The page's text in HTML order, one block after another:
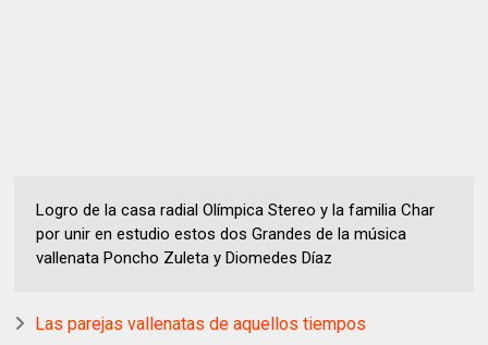
Logro de la casa radial Olímpica Stereo y la familia Char
por unir en estudio estos dos Grandes de la música
vallenata Poncho Zuleta y Diomedes Díaz
Las parejas vallenatas de aquellos tiempos